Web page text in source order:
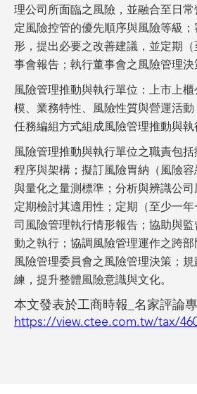
理公司所面臨之風險，並融合至日
定風險控管的優先順序與風險等級
形，提出必要之改善建議，並定期
事會報告；執行董事會之風險管理決
風險管理推動與執行單位：上市上
模、業務特性、風險性質與營運活
任務編組方式組成風險管理推動與執
風險管理推動與執行單位之職責包括
程序與架構；擬訂風險胃納（風險
與量化之量測標準；分析與辨識公
定期檢討其適用性；定期（至少一
司風險管理執行情形報告；協助與
動之執行；協調風險管理運作之跨
風險管理委員會之風險管理決策；規
練，提升整體風險意識與文化。
本文發表於工商時報_名家評論專
https://view.ctee.com.tw/tax/